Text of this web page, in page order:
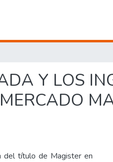
Y LOS
del título de Magister en